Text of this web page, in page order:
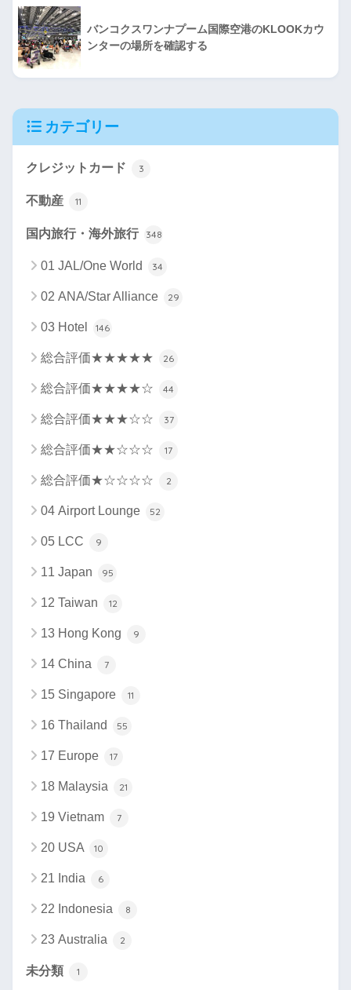
バンコクスワンナプーム国際空港のKLOOKカウ
ンターの場所を確認する
カテゴリー
クレジットカード 3
不動産 11
国内旅行・海外旅行 348
01 JAL/One World 34
02 ANA/Star Alliance 29
03 Hotel 146
総合評価★★★★★ 26
総合評価★★★★☆ 44
総合評価★★★☆☆ 37
総合評価★★☆☆☆ 17
総合評価★☆☆☆☆ 2
04 Airport Lounge 52
05 LCC 9
11 Japan 95
12 Taiwan 12
13 Hong Kong 9
14 China 7
15 Singapore 11
16 Thailand 55
17 Europe 17
18 Malaysia 21
19 Vietnam 7
20 USA 10
21 India 6
22 Indonesia 8
23 Australia 2
未分類 1